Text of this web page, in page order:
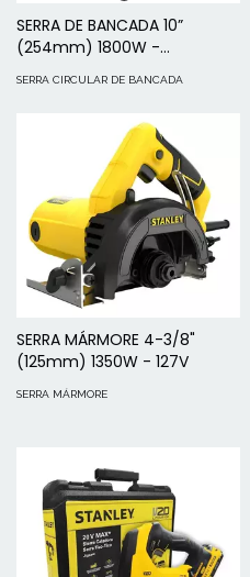
SERRA DE BANCADA 10”
(254mm) 1800W -
SERRA CIRCULAR DE BANCADA
SERRA MÁRMORE 4-3/8"
(125mm) 1350W - 127V
SERRA MÁRMORE